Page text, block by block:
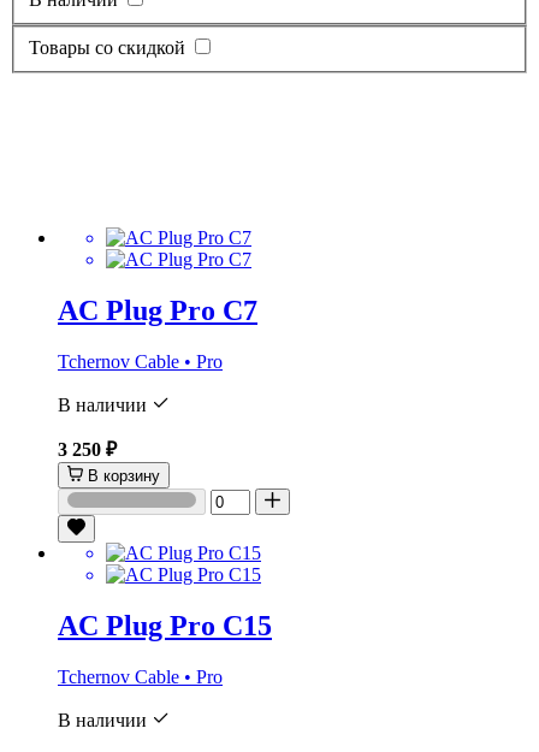
Товары со скидкой
AC Plug Pro C7
Tchernov Cable • Pro
В наличии
3 250 ₽
В корзину
AC Plug Pro C15
Tchernov Cable • Pro
В наличии